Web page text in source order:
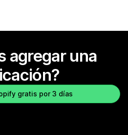
agregar una
gratis por 3 días